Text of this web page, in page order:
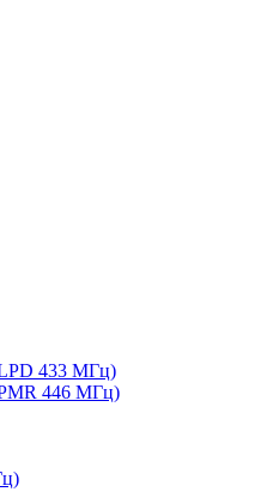
433 МГц)
446 МГц)